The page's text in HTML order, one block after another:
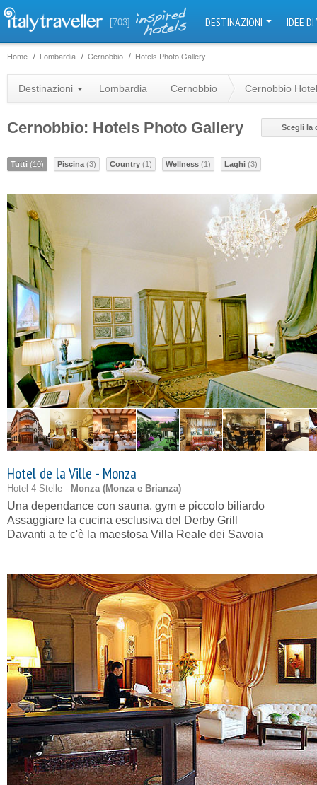
[703] DESTINAZIONI IDEE
Home Lombardia Cernobbio Hotels Photo Gallery
Destinazioni Lombardia Cernobbio Cernobbio
Cernobbio: Hotels Photo Gallery Scegli la
Tutti (10) Piscina (3) Country (1) Wellness (1) Laghi (3)
Hotel de la Ville - Monza
Hotel 4 Stelle - Monza (Monza e Brianza)
Una dependance con sauna, gym e piccolo biliardo
Assaggiare la cucina esclusiva del Derby Grill
Davanti a te c'è la maestosa Villa Reale dei Savoia